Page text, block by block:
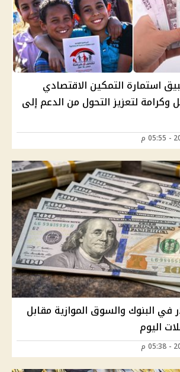
استمارة التمكين الاقتصادي
لتعزيز التحول من الدعم إلى
في البنوك والسوق الموازية مقابل
اليوم